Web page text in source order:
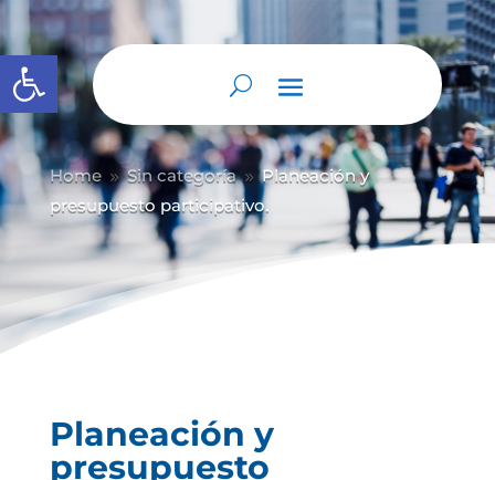
Abrir barra de herramientas
Home 9 Sin categoría 9 Planeación y
presupuesto participativo.
Planeación y
presupuesto